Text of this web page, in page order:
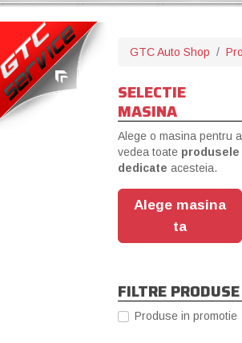
GTC Auto Shop
SELECTIE
MASINA
Alege o masina pentru a
vedea toate produsele
dedicate acesteia.
Alege masina
ta
FILTRE PRODUSE
Produse in promotie